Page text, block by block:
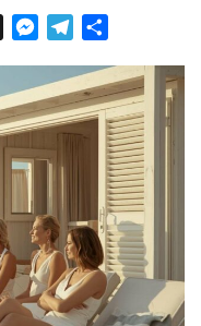
ThreadsMessenger
Telegram